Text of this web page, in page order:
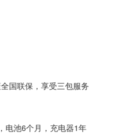
国联保，享受三包服务
电池6个月，充电器1年